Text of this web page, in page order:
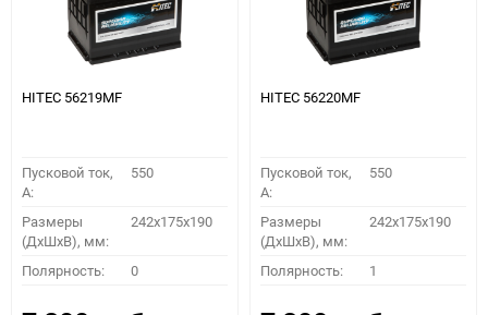
HITEC 56219MF
Пусковой ток,
A:
550
Размеры
(ДхШхВ), мм:
242x175x190
Полярность: 0
HITEC 56220MF
Пусковой ток,
A:
550
Размеры
(ДхШхВ), мм:
242x175x190
Полярность: 1